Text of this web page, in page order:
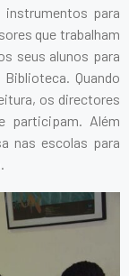
para
que trabalham
seus alunos para
Quando
os directores
participam. Além
nas escolas para